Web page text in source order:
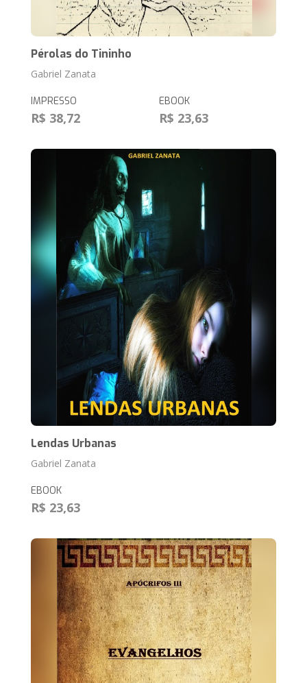
Pérolas do Tininho
Gabriel Zanata
IMPRESSO
R$ 38,72
EBOOK
R$ 23,63
Lendas Urbanas
Gabriel Zanata
EBOOK
R$ 23,63